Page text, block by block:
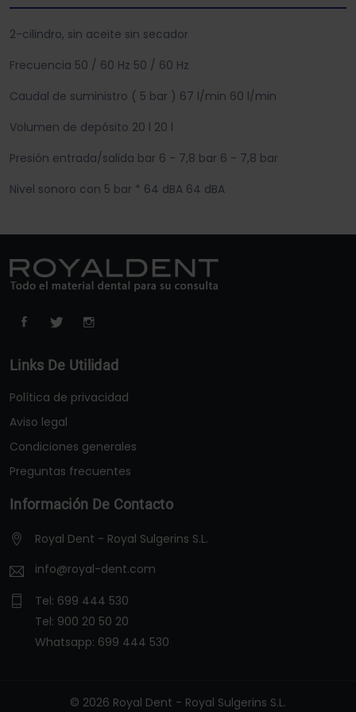
2-cilindro, sin aceite sin secador
Frecuencia 50 / 60 Hz 50 / 60 Hz
Caudal de suministro ( 5 bar ) 67 l/min 60 l/min
Volumen de depósito 20 l 20 l
Presión entrada/salida bar 6 - 7,8 bar 6 - 7,8 bar
Nivel sonoro con 5 bar * 64 dBA 64 dBA
Links De Utilidad
Política de privacidad
Aviso legal
Condiciones generales
Preguntas frecuentes
Información De Contacto
Royal Dent - Royal Sulgerins S.L.
info@royal-dent.com
Tel: 699 444 530
Tel: 900 20 50 20
Whatsapp: 699 444 530
© 2026 Royal Dent - Royal Sulgerins S.L.